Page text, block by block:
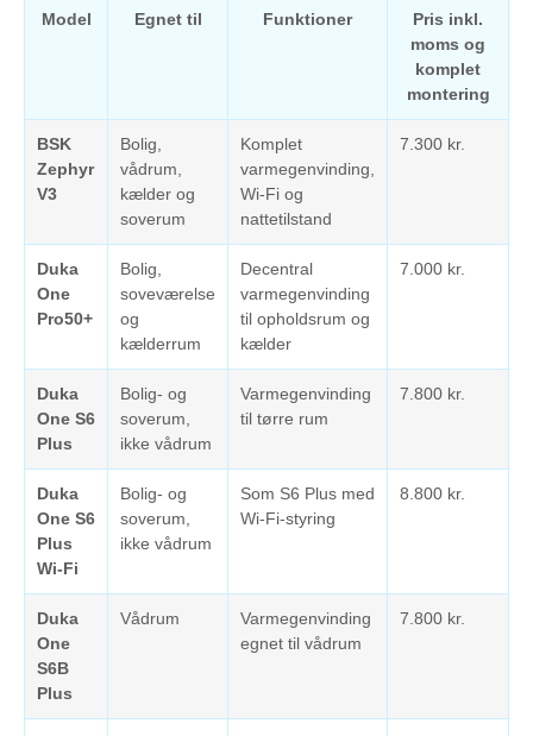
Model Egnet til Funktioner
Pris inkl.
moms og
komplet
montering
BSK
Zephyr
V3
Bolig,
vådrum,
kælder og
soverum
Komplet
varmegenvinding,
Wi-Fi og
nattetilstand
7.300 kr.
Duka
One
Pro50+
Bolig,
soveværelse
og
kælderrum
Decentral
varmegenvinding
til opholdsrum og
kælder
7.000 kr.
Duka
One S6
Plus
Bolig- og
soverum,
ikke vådrum
Varmegenvinding
til tørre rum
7.800 kr.
Duka
One S6
Plus
Wi-Fi
Bolig- og
soverum,
ikke vådrum
Som S6 Plus med
Wi-Fi-styring
8.800 kr.
Duka
One
S6B
Plus
Vådrum
Varmegenvinding
egnet til vådrum
7.800 kr.